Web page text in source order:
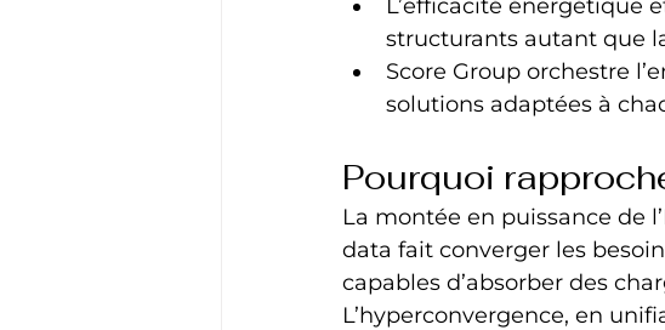
L’efficacité énergétique
structurants autant que
Score Group orchestre
solutions adaptées à
Pourquoi
La montée en puissance de
data fait converger les
capables d’absorber des
L’hyperconvergence, en